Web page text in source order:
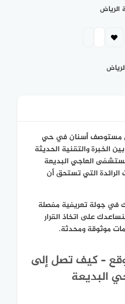
مستوصف أسنان في حي
الخبرة والتقنية الحديثة
العاجي البديعة
الرائدة التي تستحق أن
في جولة تعريفية مفصلة
على اتخاذ القرار
موثوقة ومحدثة.
– كيف تصل إلى
البديعة